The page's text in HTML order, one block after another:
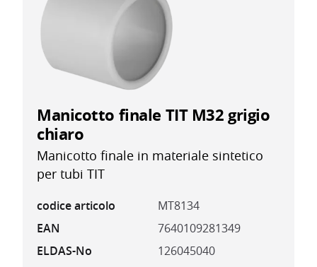
Manicotto finale TIT M32 grigio
chiaro
Manicotto finale in materiale sintetico
per tubi TIT
codice articolo
MT8134
EAN
7640109281349
ELDAS-No
126045040